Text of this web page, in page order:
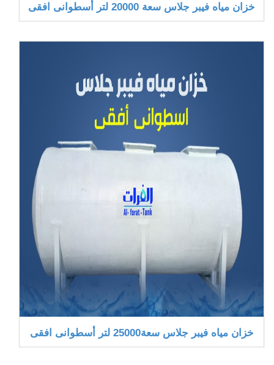
خزان مياه فيبر جلاس سعة 20000 لتر أسطوانى افقى
خزان مياه فيبر جلاس سعة25000 لتر أسطوانى افقى